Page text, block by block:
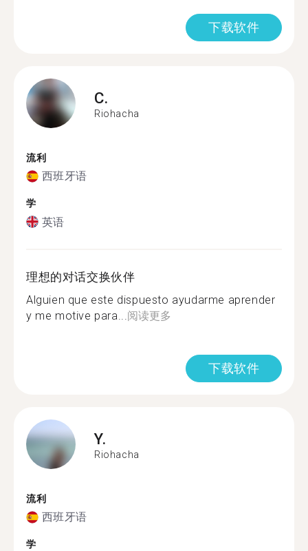
下载软件
C.
Riohacha
流利
西班牙语
学
英语
理想的对话交换伙伴
Alguien que este dispuesto ayudarme aprender
y me motive para... 阅读更多
下载软件
Y.
Riohacha
流利
西班牙语
学